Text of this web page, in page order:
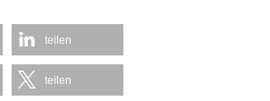
teilen
teilen